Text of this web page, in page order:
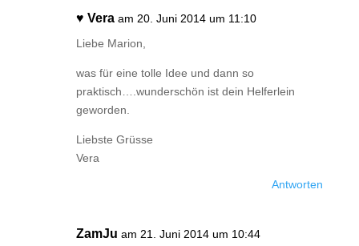
♥ Vera am 20. Juni 2014 um 11:10
Liebe Marion,
was für eine tolle Idee und dann so
praktisch….wunderschön ist dein Helferlein
geworden.
Liebste Grüsse
Vera
Antworten
ZamJu am 21. Juni 2014 um 10:44